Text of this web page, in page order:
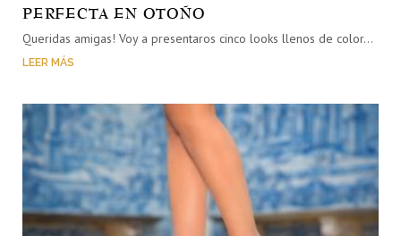
PERFECTA EN OTOÑO
Queridas amigas! Voy a presentaros cinco looks llenos de color…
LEER MÁS